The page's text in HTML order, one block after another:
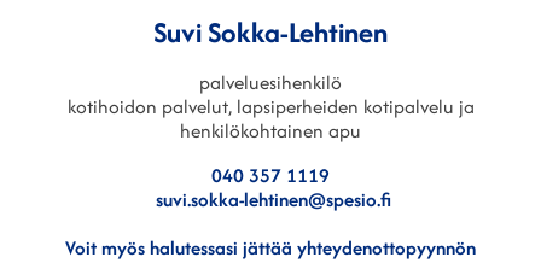
SuviSokka-Lehtinen
palveluesihenkilö
kotihoidon palvelut, lapsiperheiden kotipalvelu ja
henkilökohtainen apu
040 357 1119
suvi.sokka-lehtinen@spesio.fi
Voit myös halutessasi jättää yhteydenottopyynnön